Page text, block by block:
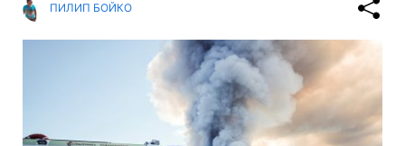
ПИЛИП БОЙКО